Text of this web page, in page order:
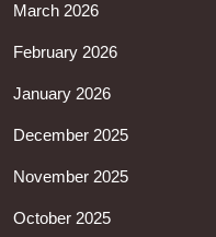
March 2026
February 2026
January 2026
December 2025
November 2025
October 2025